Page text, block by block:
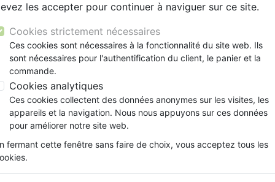
courant
Français fondamental
Autres versions
Bibles d'étude
Nouveaux Testaments
société, politique
cadeaux
couple
Témoignages, biographies
Romans
Bandes dessinées
Prière, adoration, louange
jeunes
jeunesse
méditations jeunesse
Enseignement jeunesse
Livres d'activités
CD Jeunesse
de fête
Compilations
Recueils et partitions
animés
vraies, témoignages
Documentaires, reportages
cadeaux
Accessoires de Bible
biographies
Eglise Personne, santé
: Par page :
3
les accepter pour continuer à naviguer sur ce site.
Cookies strictement nécessaires
Ces cookies sont nécessaires à la fonctionnalité du site web. Ils
sont nécessaires pour l'authentification du client, le panier et la
commande.
Cookies analytiques
Ces cookies collectent des données anonymes sur les visites, les
appareils et la navigation. Nous nous appuyons sur ces données
pour améliorer notre site web.
fermant cette fenêtre sans faire de choix, vous acceptez tous les